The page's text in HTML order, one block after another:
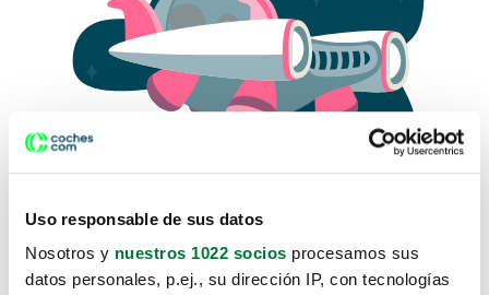
Uso responsable de sus datos
Nosotros y nuestros 1022 socios procesamos sus
datos personales, p.ej., su dirección IP, con tecnologías